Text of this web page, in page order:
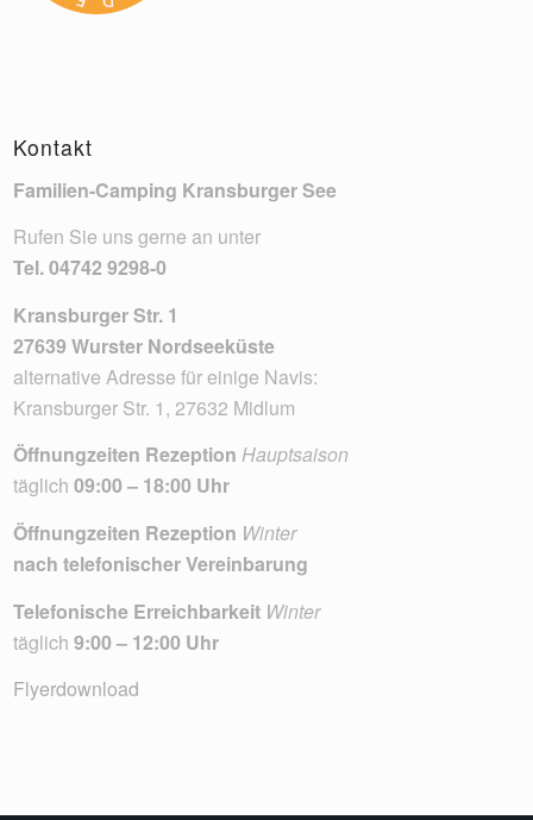
Kontakt
Familien-Camping Kransburger See
Rufen Sie uns gerne an unter
Tel.04742 9298-0
Kransburger Str. 1
27639 Wurster Nordseeküste
alternative Adresse für einige Navis:
Kransburger Str. 1, 27632 Midlum
Öffnungzeiten RezeptionHauptsaison
täglich 09:00 – 18:00 Uhr
Öffnungzeiten Rezeption Winter
nach telefonischer Vereinbarung
Telefonische Erreichbarkeit Winter
täglich 9:00 – 12:00 Uhr
Flyerdownload